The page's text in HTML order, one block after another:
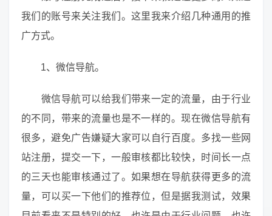
我们的账号来关注我们。这里我来介绍几种通用的推
广方式。
1、微信导航。
微信导航可以给我们带来一定的流量，由于行业
的不同，带来的流量也是不一样的。现在微信导航有
很多，避免广告嫌疑大家可以自行百度。多找一些网
站注册，提交一下，一般审核都比较快，时间长一点
的三天也能审核通过了。如果想在导航获得更多的流
量，可以买一下他们的推荐位，但是据我测试，效果